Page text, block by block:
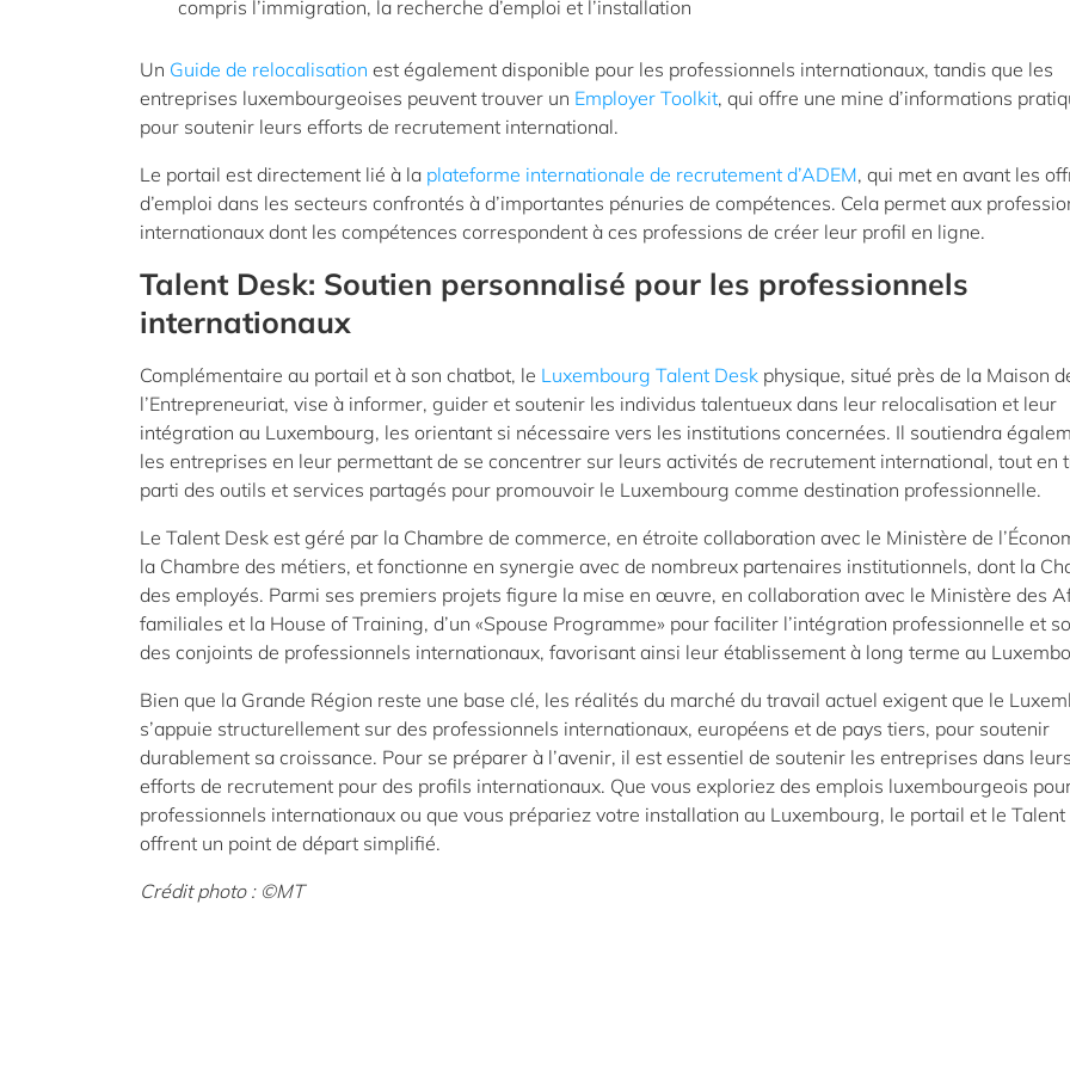
compris l’immigration, la recherche d’emploi et l’installation
Un Guide de relocalisation est également disponible pour les professionnels internationaux, tandis que les
entreprises luxembourgeoises peuvent trouver un Employer Toolkit, qui offre une mine d’informations
pour soutenir leurs efforts de recrutement international.
Le portail est directement lié à la plateforme internationale de recrutement d’ADEM, qui met en avant les
d’emploi dans les secteurs confrontés à d’importantes pénuries de compétences. Cela permet aux
internationaux dont les compétences correspondent à ces professions de créer leur profil en ligne.
Talent Desk: Soutien personnalisé pour les professionnels
internationaux
Complémentaire au portail et à son chatbot, le Luxembourg Talent Desk physique, situé près de la Maison
l’Entrepreneuriat, vise à informer, guider et soutenir les individus talentueux dans leur relocalisation et leur
intégration au Luxembourg, les orientant si nécessaire vers les institutions concernées. Il soutiendra
les entreprises en leur permettant de se concentrer sur leurs activités de recrutement international, tout en
parti des outils et services partagés pour promouvoir le Luxembourg comme destination professionnelle.
Le Talent Desk est géré par la Chambre de commerce, en étroite collaboration avec le Ministère de
la Chambre des métiers, et fonctionne en synergie avec de nombreux partenaires institutionnels, dont la
des employés. Parmi ses premiers projets figure la mise en œuvre, en collaboration avec le Ministère des
familiales et la House of Training, d’un «Spouse Programme» pour faciliter l’intégration professionnelle et
des conjoints de professionnels internationaux, favorisant ainsi leur établissement à long terme au
Bien que la Grande Région reste une base clé, les réalités du marché du travail actuel exigent que le
s’appuie structurellement sur des professionnels internationaux, européens et de pays tiers, pour soutenir
durablement sa croissance. Pour se préparer à l’avenir, il est essentiel de soutenir les entreprises dans leurs
efforts de recrutement pour des profils internationaux. Que vous exploriez des emplois luxembourgeois
professionnels internationaux ou que vous prépariez votre installation au Luxembourg, le portail et le Talent
offrent un point de départ simplifié.
Crédit photo : ©MT